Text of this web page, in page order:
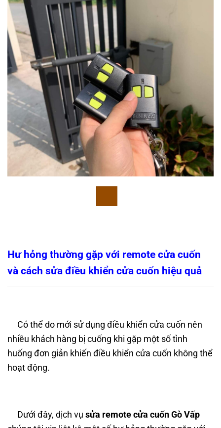
Hư hỏng thường gặp với remote cửa cuốn
và cách sửa điều khiển cửa cuốn hiệu quả
Có thể do mới sử dụng điều khiển cửa cuốn nên
nhiều khách hàng bị cuống khi gặp một số tình
huống đơn giản khiến điều khiển cửa cuốn không thể
hoạt động.
Dưới đây, dịch vụ sửa remote cửa cuốn Gò Vấp